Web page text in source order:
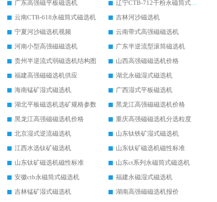
广东高强磁平板磁选机
辽宁CTB-712干粉永磁筒式磁选机
云南CTB-618永磁筒式磁选机
吉林河沙磁选机
宁夏河沙磁选机视频
云南带式高强磁磁选机
河南小型高强磁磁选机
广东半逆流型滚筒磁选机
贵州半逆流式弱磁选机结构图
山西高强磁磁选机价格
福建高强磁磁选机供应
湖北永磁湿式磁选机
海南锰矿湿式磁选机
广西湿式平板磁选机
湖北平板磁选机选矿规格参数
黑龙江高强磁磁选机价格
黑龙江高强磁磁选机价格
重庆高强磁磁选机分选粒度
北京湿式逆流磁选机
山东钛铁矿湿式磁选机
江西水选钛矿磁选机
山东钛矿磁选机磁性标准
山东钛矿磁选机磁性标准
山东ct系列永磁筒式磁选机
安徽ctb永磁筒式磁选机
福建永磁湿式磁选机
吉林锰矿湿式磁选机
湖南高强磁磁选机报价